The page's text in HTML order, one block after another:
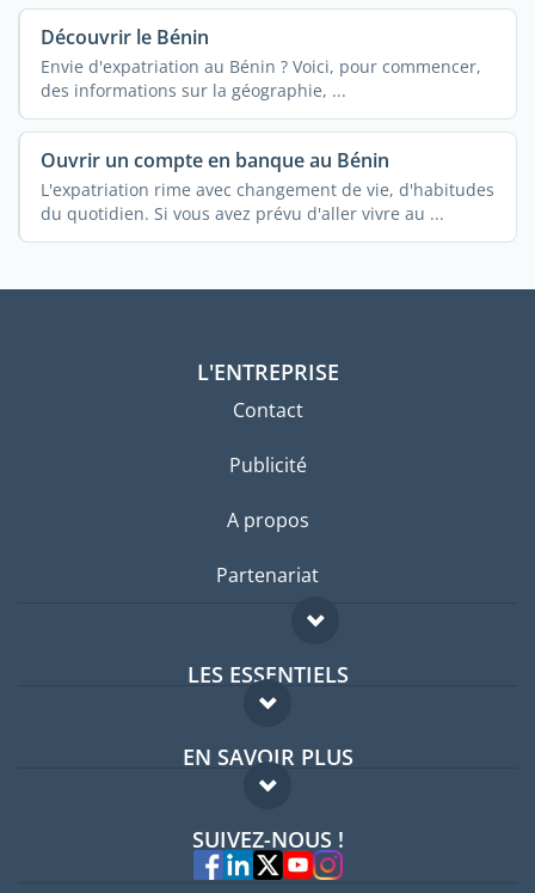
Découvrir le Bénin
Envie d'expatriation au Bénin ? Voici, pour commencer,
des informations sur la géographie, ...
Ouvrir un compte en banque au Bénin
L'expatriation rime avec changement de vie, d'habitudes
du quotidien. Si vous avez prévu d'aller vivre au ...
L'ENTREPRISE
Contact
Publicité
A propos
Partenariat
LES ESSENTIELS
Forum expatriés
Guides pays
EN SAVOIR PLUS
FAQ
Experts
SUIVEZ-NOUS !